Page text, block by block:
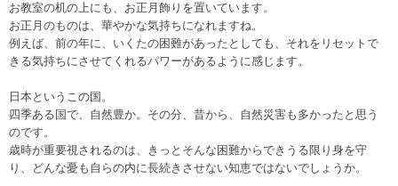
お教室の机の上にも、お正月飾りを置いています。
お正月のものは、華やかな気持ちになれますね。
例えば、前の年に、いくたの困難があったとしても、それをリセットで
きる気持ちにさせてくれるパワーがあるように感じます。
日本というこの国。
四季ある国で、自然豊か。その分、昔から、自然災害も多かったと思う
のです。
歳時が重要視されるのは、きっとそんな困難からできうる限り身を守
り、どんな憂も自らの内に長続きさせない知恵ではないでしょうか。